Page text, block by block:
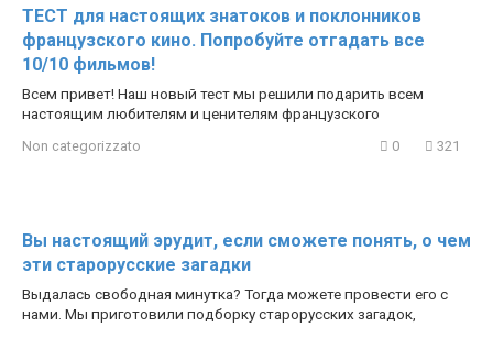
ТЕСТ для настоящих знатоков и поклонников
французского кино. Попробуйте отгадать все
10/10 фильмов!
Всем привет! Наш новый тест мы решили подарить всем
настоящим любителям и ценителям французского
Non categorizzato 0 321
Вы настоящий эрудит, если сможете понять, о чем
эти старорусские загадки
Выдалась свободная минутка? Тогда можете провести его с
нами. Мы приготовили подборку старорусских загадок,